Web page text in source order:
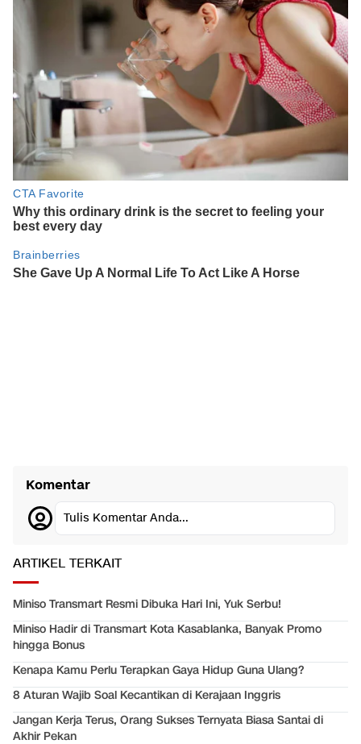
Komentar
Tulis Komentar Anda...
ARTIKEL TERKAIT
Miniso Transmart Resmi Dibuka Hari Ini, Yuk Serbu!
Miniso Hadir di Transmart Kota Kasablanka, Banyak Promo
hingga Bonus
Kenapa Kamu Perlu Terapkan Gaya Hidup Guna Ulang?
8 Aturan Wajib Soal Kecantikan di Kerajaan Inggris
Jangan Kerja Terus, Orang Sukses Ternyata Biasa Santai di
Akhir Pekan